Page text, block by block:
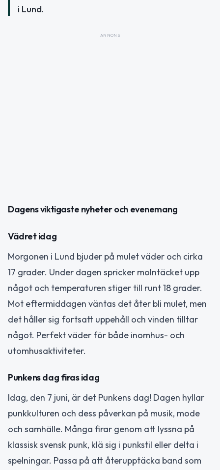
i Lund.
ANNONS
Dagens viktigaste nyheter och evenemang
Vädret idag
Morgonen i Lund bjuder på mulet väder och cirka
17 grader. Under dagen spricker molntäcket upp
något och temperaturen stiger till runt 18 grader.
Mot eftermiddagen väntas det åter bli mulet, men
det håller sig fortsatt uppehåll och vinden tilltar
något. Perfekt väder för både inomhus- och
utomhusaktiviteter.
Punkens dag firas idag
Idag, den 7 juni, är det Punkens dag! Dagen hyllar
punkkulturen och dess påverkan på musik, mode
och samhälle. Många firar genom att lyssna på
klassisk svensk punk, klä sig i punkstil eller delta i
spelningar. Passa på att återupptäcka band som